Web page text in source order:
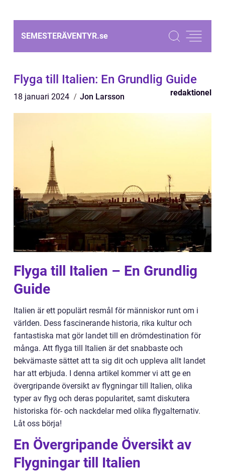
SEMESTERÄVENTYR.se
Flyga till Italien: En Grundlig Guide
18 januari 2024 Jon Larsson redaktionel
Flyga till Italien – En Grundlig
Guide
Italien är ett populärt resmål för människor runt om i
världen. Dess fascinerande historia, rika kultur och
fantastiska mat gör landet till en drömdestination för
många. Att flyga till Italien är det snabbaste och
bekvämaste sättet att ta sig dit och uppleva allt landet
har att erbjuda. I denna artikel kommer vi att ge en
övergripande översikt av flygningar till Italien, olika
typer av flyg och deras popularitet, samt diskutera
historiska för- och nackdelar med olika flygalternativ.
Låt oss börja!
En Övergripande Översikt av
Flygningar till Italien